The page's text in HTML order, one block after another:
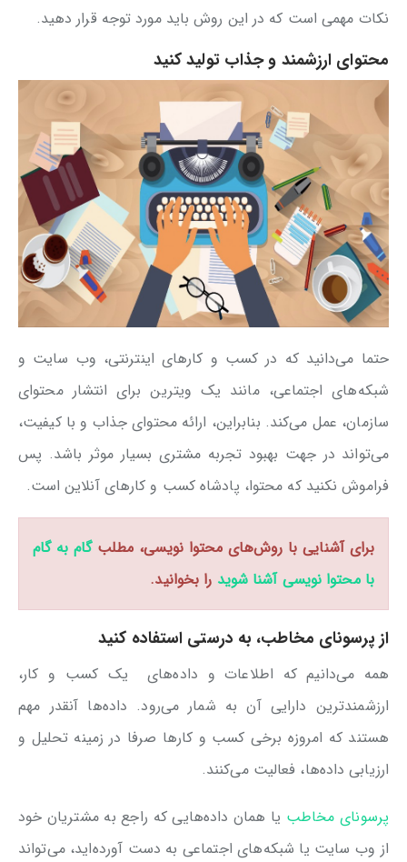
نکات مهمی است که در این روش باید مورد توجه قرار دهید.
محتوای ارزشمند و جذاب تولید کنید
حتما می‌دانید که در کسب و کارهای اینترنتی، وب سایت و
شبکه‌های اجتماعی، مانند یک ویترین برای انتشار محتوای
سازمان، عمل می‌کند. بنابراین، ارائه محتوای جذاب و با کیفیت،
می‌تواند در جهت بهبود تجربه مشتری بسیار موثر باشد. پس
فراموش نکنید که محتوا، پادشاه کسب و کارهای آنلاین است.
برای آشنایی با روش‌های محتوا نویسی، مطلبگام به گام
با محتوا نویسی آشنا شوید را بخوانید.
از پرسونای مخاطب، به درستی استفاده کنید
همه می‌دانیم که اطلاعات و داده‌های یک کسب و کار،
ارزشمندترین دارایی آن به شمار می‌رود. داده‌ها آنقدر مهم
هستند که امروزه برخی کسب و کارها صرفا در زمینه تحلیل و
ارزیابی داده‌ها، فعالیت می‌کنند.
پرسونای مخاطب یا همان داده‌هایی که راجع به مشتریان خود
از وب سایت یا شبکه‌های اجتماعی به دست آورده‌اید، می‌تواند